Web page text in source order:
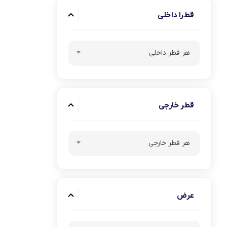
قطرا داخلی
هر قطر داخلی
قطر خارجی
هر قطر خارجی
عرض